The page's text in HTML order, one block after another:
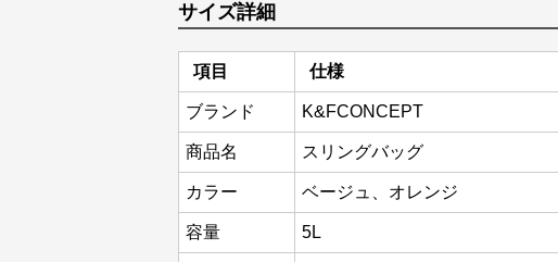
サイズ詳細
項目 仕様
ブランド K&FCONCEPT
商品名 スリングバッグ
カラー ベージュ、オレンジ
容量 5L